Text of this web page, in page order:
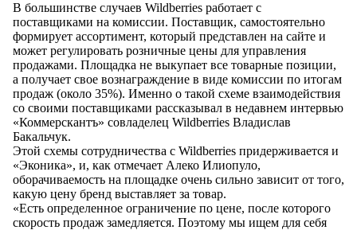
В большинстве случаев Wildberries работает с
поставщиками на комиссии. Поставщик, самостоятельно
формирует ассортимент, который представлен на сайте и
может регулировать розничные цены для управления
продажами. Площадка не выкупает все товарные позиции,
а получает свое вознаграждение в виде комиссии по итогам
продаж (около 35%). Именно о такой схеме взаимодействия
со своими поставщиками рассказывал в недавнем интервью
«Коммерскантъ» совладелец Wildberries Владислав
Бакальчук.
Этой схемы сотрудничества с Wildberries придерживается и
«Эконика», и, как отмечает Алеко Илиопуло,
оборачиваемость на площадке очень сильно зависит от того,
какую цену бренд выставляет за товар.
«Есть определенное ограничение по цене, после которого
скорость продаж замедляется. Поэтому мы ищем для себя